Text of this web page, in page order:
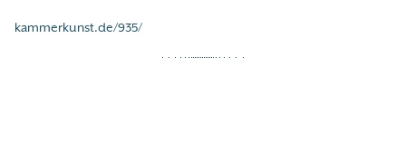
kammerkunst.de/935/